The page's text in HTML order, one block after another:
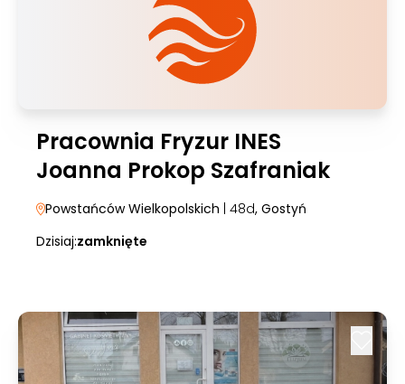
Pracownia Fryzur INES
Joanna Prokop Szafraniak
Powstańców Wielkopolskich | 48d, Gostyń
Dzisiaj:zamknięte